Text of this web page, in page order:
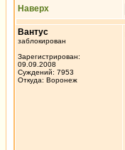
Наверх
Вантус
заблокирован
Зарегистрирован:
09.09.2008
Суждений: 7953
Откуда: Воронеж